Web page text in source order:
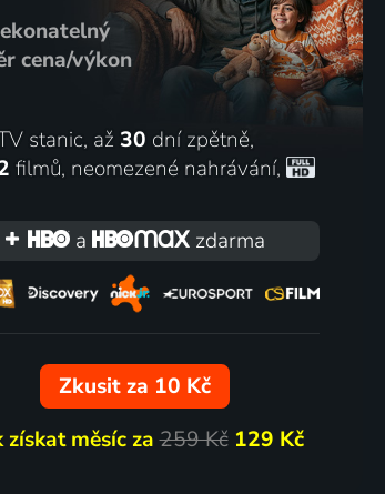
cena/výkon
stanic, až 30 dní zpětně,
filmů, neomezené nahrávání,
a zdarma
Zkusit za 10 Kč
získat měsíc za259 Kč 129 Kč